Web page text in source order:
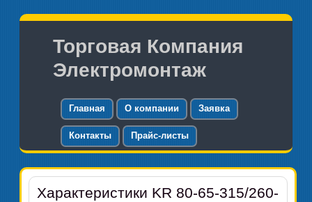
Торговая Компания
Электромонтаж
Главная О компании Заявка
Контакты Прайс-листы
Характеристики KR 80-65-315/260-